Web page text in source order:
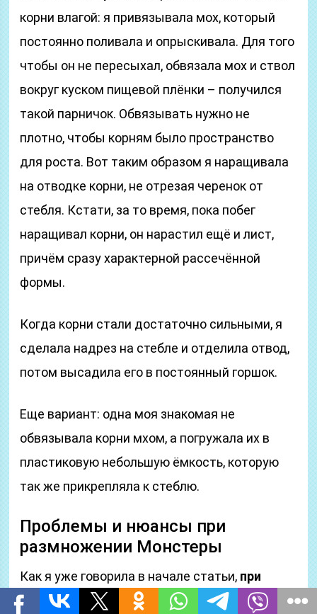
корни влагой: я привязывала мох, который
постоянно поливала и опрыскивала. Для того
чтобы он не пересыхал, обвязала мох и ствол
вокруг куском пищевой плёнки – получился
такой парничок. Обвязывать нужно не
плотно, чтобы корням было пространство
для роста. Вот таким образом я наращивала
на отводке корни, не отрезая черенок от
стебля. Кстати, за то время, пока побег
наращивал корни, он нарастил ещё и лист,
причём сразу характерной рассечённой
формы.
Когда корни стали достаточно сильными, я
сделала надрез на стебле и отделила отвод,
потом высадила его в постоянный горшок.
Еще вариант: одна моя знакомая не
обвязывала корни мхом, а погружала их в
пластиковую небольшую ёмкость, которую
так же прикрепляла к стеблю.
Проблемы и нюансы при
размножении Монстеры
Как я уже говорила в начале статьи, при
размножении Монстеры могут возникнуть